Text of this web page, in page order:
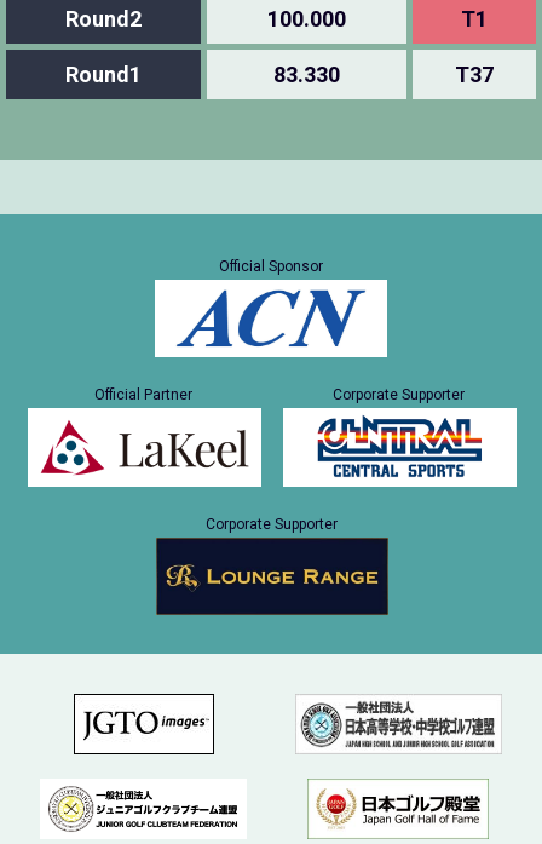
Round2 100.000 T1
Round1 83.330 T37
Official Sponsor
Official Partner Corporate Supporter
Corporate Supporter